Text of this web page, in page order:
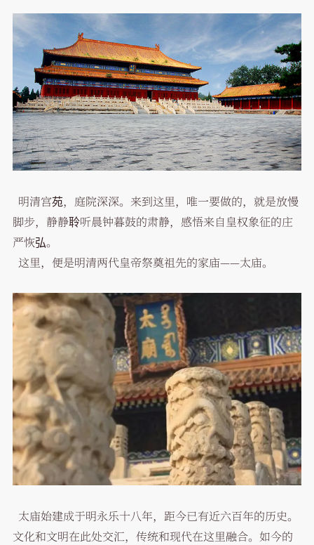
明清宫苑，庭院深深。来到这里，唯一要做的，就是放慢
脚步，静静聆听晨钟暮鼓的肃静，感悟来自皇权象征的庄
严恢弘。
这里，便是明清两代皇帝祭奠祖先的家庙——太庙。
太庙始建成于明永乐十八年，距今已有近六百年的历史。
文化和文明在此处交汇，传统和现代在这里融合。如今的